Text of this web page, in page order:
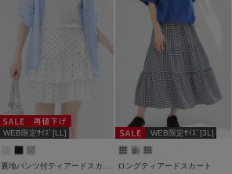
WEB限定ｻｲｽﾞ[LL] WEB限定ｻｲｽﾞ[3L]
ロングティアードスカート